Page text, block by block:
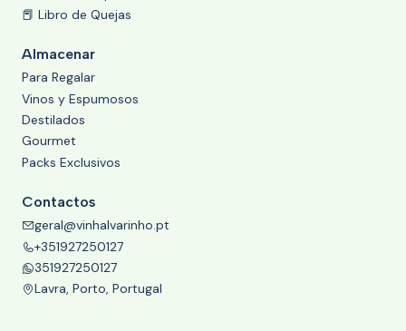
📕 Libro de Quejas
Almacenar
Para Regalar
Vinos y Espumosos
Destilados
Gourmet
Packs Exclusivos
Contactos
geral@vinhalvarinho.pt
+351927250127
351927250127
Lavra, Porto, Portugal